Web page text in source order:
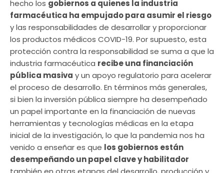
hecho los gobiernos a quienes la industria
farmacéutica ha empujado para asumir el riesgo
y las responsabilidades de desarrollar y proporcionar
los productos médicos COVID-19. Por supuesto, esta
protección contra la responsabilidad se suma a que la
industria farmacéutica recibe una financiación
pública masiva y un apoyo regulatorio para acelerar
el proceso de desarrollo. En términos más generales,
si bien la inversión pública siempre ha desempeñado
un papel importante en la financiación de nuevas
herramientas y tecnologías médicas en la etapa
inicial de la investigación, lo que la pandemia nos ha
venido a enseñar es que los gobiernos están
desempeñando un papel clave y habilitador